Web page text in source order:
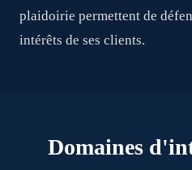
plaidoirie permettent de
intérêts de ses clients.
Domaines